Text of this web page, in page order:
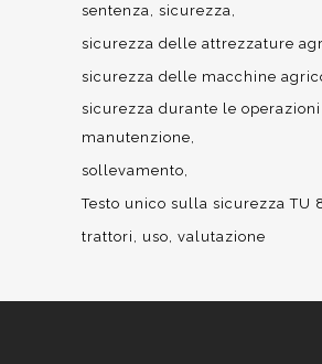
sentenza sicurezza
sicurezza delle attrezzature
sicurezza delle macchine
sicurezza durante le operazioni
manutenzione
sollevamento
Testo unico sulla sicurezza TU
trattori
uso valutazione